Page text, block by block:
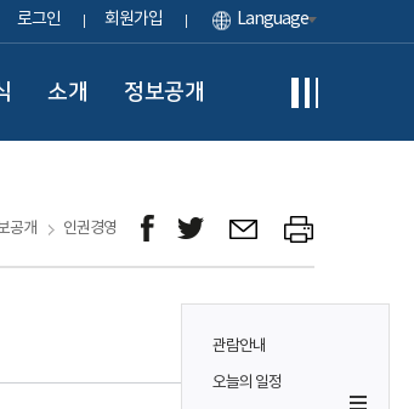
로그인 회원가입 Language
소개 정보공개
관람안내
오늘의 일정
공개 인권경영